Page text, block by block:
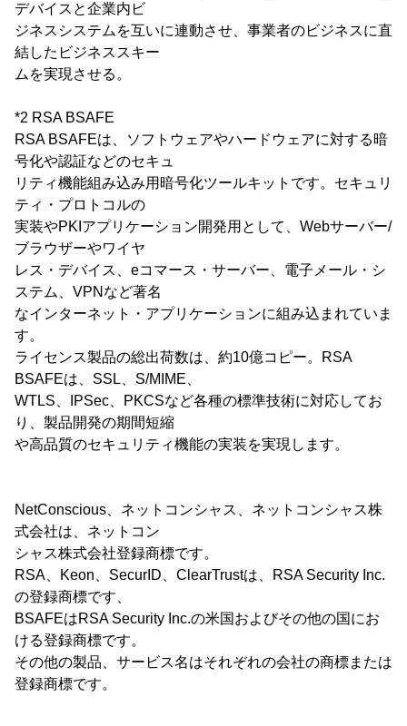
デバイスと企業内ビ
ジネスシステムを互いに連動させ、事業者のビジネスに直
結したビジネススキー
ムを実現させる。
*2 RSA BSAFE
RSA BSAFEは、ソフトウェアやハードウェアに対する暗
号化や認証などのセキュ
リティ機能組み込み用暗号化ツールキットです。セキュリ
ティ・プロトコルの
実装やPKIアプリケーション開発用として、Webサーバー/
ブラウザーやワイヤ
レス・デバイス、eコマース・サーバー、電子メール・シ
ステム、VPNなど著名
なインターネット・アプリケーションに組み込まれていま
す。
ライセンス製品の総出荷数は、約10億コピー。RSA
BSAFEは、SSL、S/MIME、
WTLS、IPSec、PKCSなど各種の標準技術に対応してお
り、製品開発の期間短縮
や高品質のセキュリティ機能の実装を実現します。
NetConscious、ネットコンシャス、ネットコンシャス株
式会社は、ネットコン
シャス株式会社登録商標です。
RSA、Keon、SecurID、ClearTrustは、RSA Security Inc.
の登録商標です、
BSAFEはRSA Security Inc.の米国およびその他の国にお
ける登録商標です。
その他の製品、サービス名はそれぞれの会社の商標または
登録商標です。